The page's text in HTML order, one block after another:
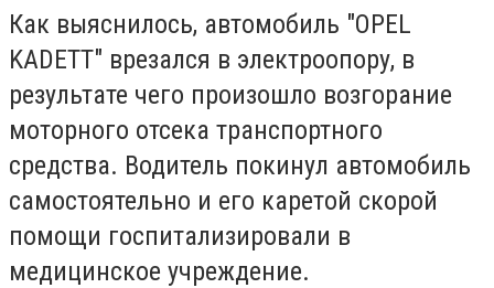
Как выяснилось, автомобиль "OPEL
KADETT" врезался в электроопору, в
результате чего произошло возгорание
моторного отсека транспортного
средства. Водитель покинул автомобиль
самостоятельно и его каретой скорой
помощи госпитализировали в
медицинское учреждение.